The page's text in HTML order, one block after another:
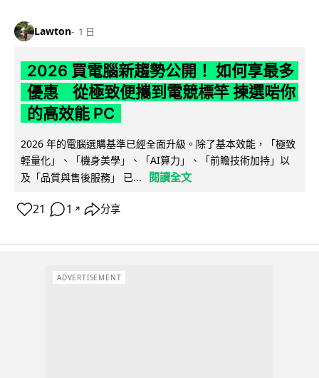
Lawton 1 日
2026 買電腦新趨勢公開！ 如何享最多
優惠 從極致便攜到電競標竿 揀選啱你
的高效能 PC
2026 年的電腦選購基準已經全面升級。除了基本效能，「極致
輕量化」、「機身美學」、「AI算力」、「前瞻技術加持」以
及「品質與售後服務」 已...
閱讀全文
21 1 ↗ 分享
ADVERTISEMENT